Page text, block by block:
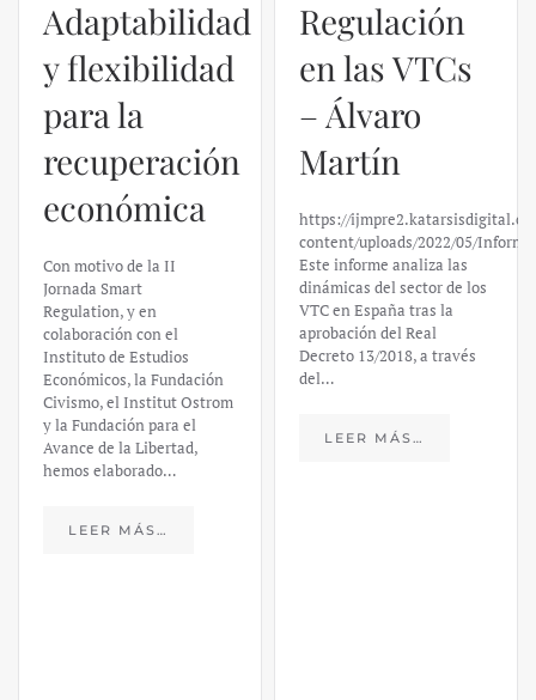
Adaptabilidad
y flexibilidad
para la
recuperación
económica
Con motivo de la II
Jornada Smart
Regulation, y en
colaboración con el
Instituto de Estudios
Económicos, la Fundación
Civismo, el Institut Ostrom
y la Fundación para el
Avance de la Libertad,
hemos elaborado…
LEER MÁS…
Regulación
en las VTCs
– Álvaro
Martín
https://
content/uploads/2022/05/
Este informe analiza las
dinámicas del sector de los
VTC en España tras la
aprobación del Real
Decreto 13/2018, a través
del…
LEER MÁS…